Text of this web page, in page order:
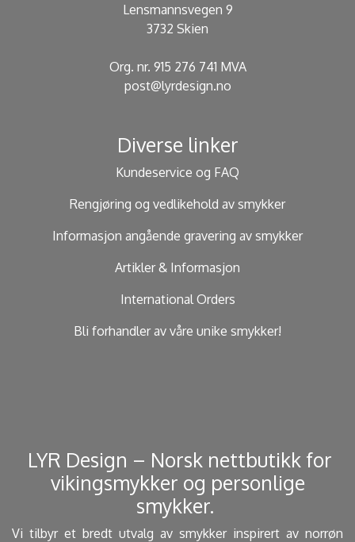
Lensmannsvegen 9
3732 Skien
Org. nr. 915 276 741 MVA
post@lyrdesign.no
Diverse linker
Kundeservice og FAQ
Rengjøring og vedlikehold av smykker
Informasjon angående gravering av smykker
Artikler & Informasjon
International Orders
Bli forhandler av våre unike smykker!
​ LYR Design – Norsk nettbutikk for
vikingsmykker og personlige
smykker. ​
Vi tilbyr et bredt utvalg av smykker inspirert av norrøn